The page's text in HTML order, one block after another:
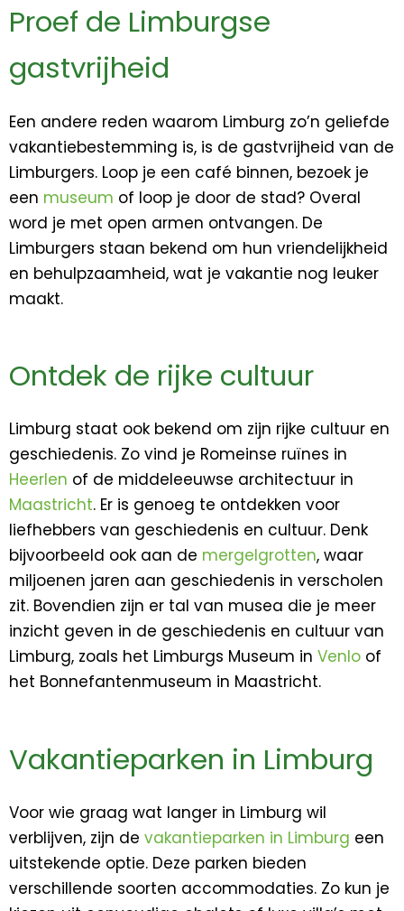
Proef de Limburgse
gastvrijheid
Een andere reden waarom Limburg zo’n geliefde
vakantiebestemming is, is de gastvrijheid van de
Limburgers. Loop je een café binnen, bezoek je
een museum of loop je door de stad? Overal
word je met open armen ontvangen. De
Limburgers staan bekend om hun vriendelijkheid
en behulpzaamheid, wat je vakantie nog leuker
maakt.
Ontdek de rijke cultuur
Limburg staat ook bekend om zijn rijke cultuur en
geschiedenis. Zo vind je Romeinse ruïnes in
Heerlen of de middeleeuwse architectuur in
Maastricht. Er is genoeg te ontdekken voor
liefhebbers van geschiedenis en cultuur. Denk
bijvoorbeeld ook aan de mergelgrotten, waar
miljoenen jaren aan geschiedenis in verscholen
zit. Bovendien zijn er tal van musea die je meer
inzicht geven in de geschiedenis en cultuur van
Limburg, zoals het Limburgs Museum in Venlo of
het Bonnefantenmuseum in Maastricht.
Vakantieparken in Limburg
Voor wie graag wat langer in Limburg wil
verblijven, zijn de vakantieparken in Limburg een
uitstekende optie. Deze parken bieden
verschillende soorten accommodaties. Zo kun je